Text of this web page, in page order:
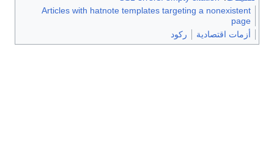
Articles with hatnote templates targeting a nonexistent
page
أزمات اقتصادية
ركود